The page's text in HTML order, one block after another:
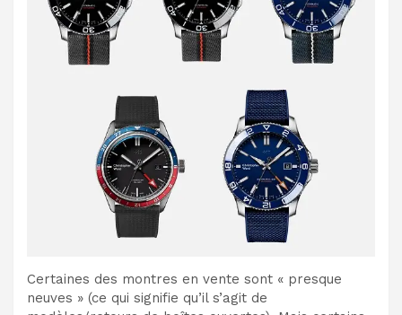
Certaines des montres en vente sont « presque
neuves » (ce qui signifie qu’il s’agit de